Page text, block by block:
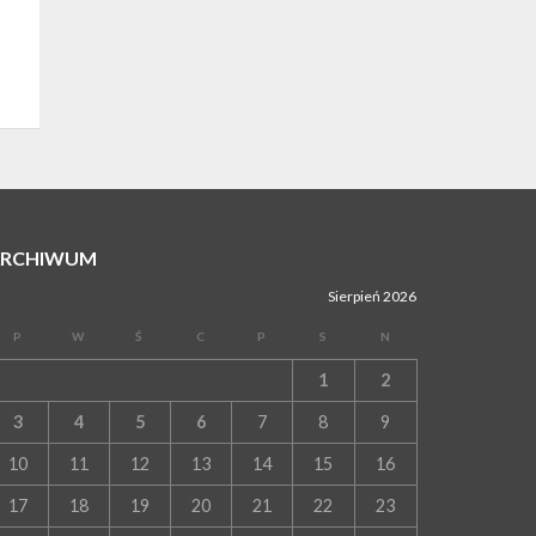
Sierpień 2026
P W Ś C P S N
1 2
3 4 5 6 7 8 9
10 11 12 13 14 15 16
17 18 19 20 21 22 23